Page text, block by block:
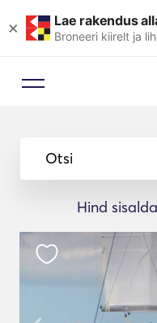
× Lae rakendus
Broneeri kiirelt ja
Otsi
Hind